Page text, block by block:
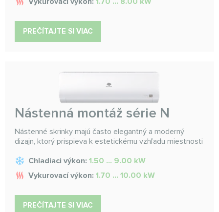
PREČÍTAJTE SI VIAC
Nástenná montáž série N
Nástenné skrinky majú často elegantný a moderný
dizajn, ktorý prispieva k estetickému vzhľadu miestnosti
Chladiaci výkon: 1.50 ... 9.00 kW
Vykurovací výkon: 1.70 ... 10.00 kW
PREČÍTAJTE SI VIAC